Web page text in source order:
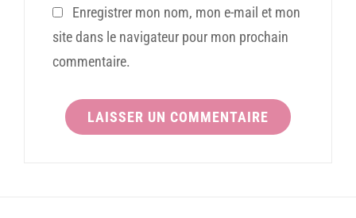
Enregistrer mon nom, mon e-mail et mon
site dans le navigateur pour mon prochain
commentaire.